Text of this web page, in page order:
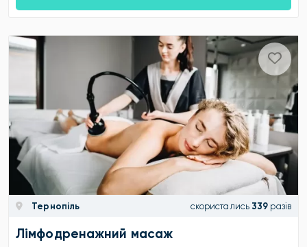
Тернопіль скористались 339 разів
Лімфодренажний масаж